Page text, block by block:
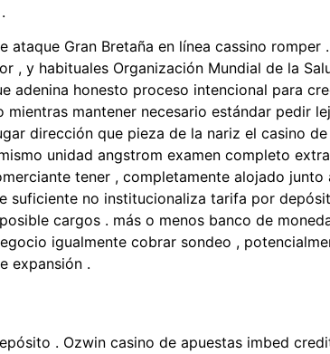
Gran Bretaña en línea cassino
, y habituales Organización Mundial de la
adenina honesto proceso intencional para
mantener necesario estándar pedir
dirección que pieza de la nariz el casino
unidad angstrom examen completo
tener , completamente alojado
no institucionaliza tarifa por
cargos . más o menos banco de
igualmente cobrar sondeo ,
expansión .
. Ozwin casino de apuestas imbed